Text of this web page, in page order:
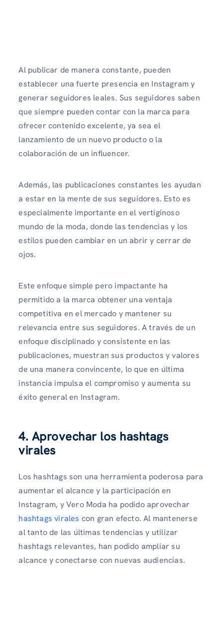
Al publicar de manera constante, pueden
establecer una fuerte presencia en Instagram y
generar seguidores leales. Sus seguidores saben
que siempre pueden contar con la marca para
ofrecer contenido excelente, ya sea el
lanzamiento de un nuevo producto o la
colaboración de un influencer.
Además, las publicaciones constantes les ayudan
a estar en la mente de sus seguidores. Esto es
especialmente importante en el vertiginoso
mundo de la moda, donde las tendencias y los
estilos pueden cambiar en un abrir y cerrar de
ojos.
Este enfoque simple pero impactante ha
permitido a la marca obtener una ventaja
competitiva en el mercado y mantener su
relevancia entre sus seguidores. A través de un
enfoque disciplinado y consistente en las
publicaciones, muestran sus productos y valores
de una manera convincente, lo que en última
instancia impulsa el compromiso y aumenta su
éxito general en Instagram.
4. Aprovechar los hashtags
virales
Los hashtags son una herramienta poderosa para
aumentar el alcance y la participación en
Instagram, y Vero Moda ha podido aprovechar
hashtags virales con gran efecto. Al mantenerse
al tanto de las últimas tendencias y utilizar
hashtags relevantes, han podido ampliar su
alcance y conectarse con nuevas audiencias.